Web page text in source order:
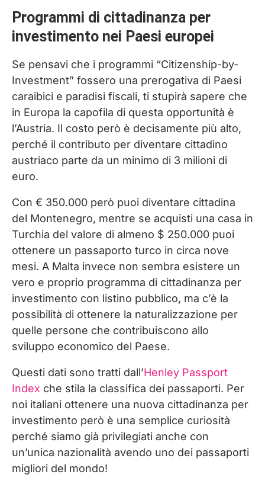
Programmi di cittadinanza per
investimento nei Paesi europei
Se pensavi che i programmi “Citizenship-by-
Investment” fossero una prerogativa di Paesi
caraibici e paradisi fiscali, ti stupirà sapere che
in Europa la capofila di questa opportunità è
l’Austria. Il costo però è decisamente più alto,
perché il contributo per diventare cittadino
austriaco parte da un minimo di 3 milioni di
euro.
Con € 350.000 però puoi diventare cittadina
del Montenegro, mentre se acquisti una casa in
Turchia del valore di almeno $ 250.000 puoi
ottenere un passaporto turco in circa nove
mesi. A Malta invece non sembra esistere un
vero e proprio programma di cittadinanza per
investimento con listino pubblico, ma c’è la
possibilità di ottenere la naturalizzazione per
quelle persone che contribuiscono allo
sviluppo economico del Paese.
Questi dati sono tratti dall’Henley Passport
Index che stila la classifica dei passaporti. Per
noi italiani ottenere una nuova cittadinanza per
investimento però è una semplice curiosità
perché siamo già privilegiati anche con
un’unica nazionalità avendo uno dei passaporti
migliori del mondo!